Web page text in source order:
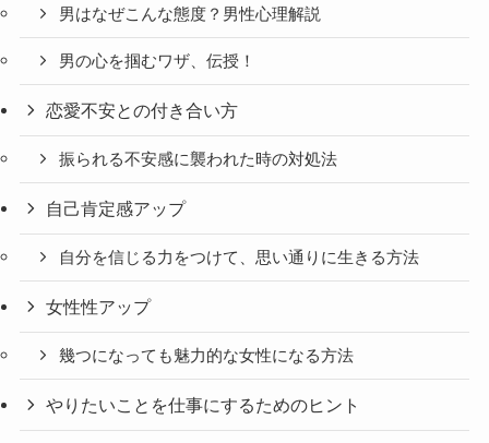
男はなぜこんな態度？男性心理解説
男の心を掴むワザ、伝授！
恋愛不安との付き合い方
振られる不安感に襲われた時の対処法
自己肯定感アップ
自分を信じる力をつけて、思い通りに生きる方法
女性性アップ
幾つになっても魅力的な女性になる方法
やりたいことを仕事にするためのヒント